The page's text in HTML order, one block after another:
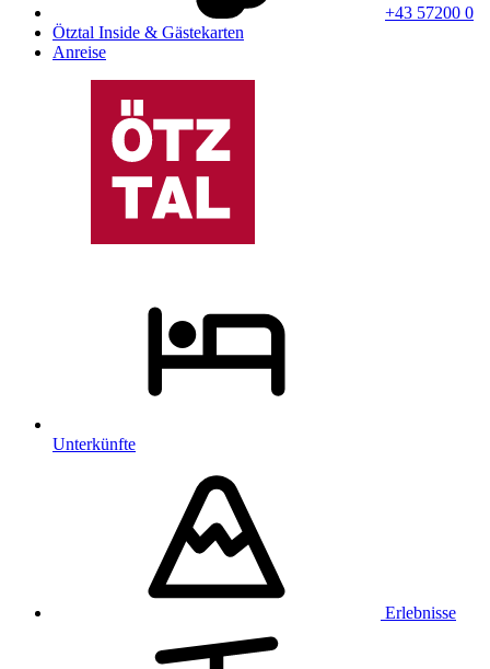
+43 57200 0
Ötztal Inside & Gästekarten
Anreise
Unterkünfte
Erlebnisse